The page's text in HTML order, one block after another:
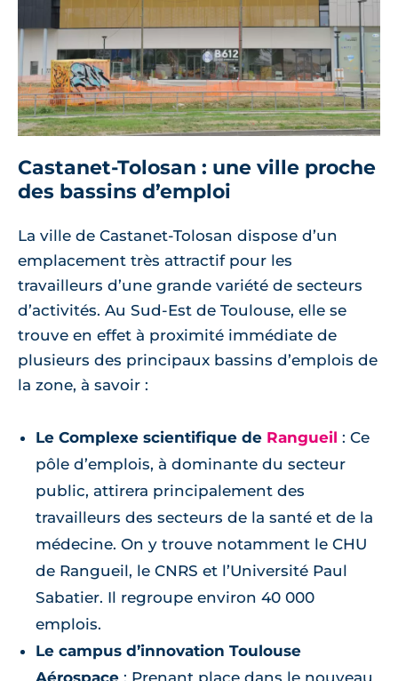
Castanet-Tolosan : une ville proche
des bassins d’emploi
La ville de Castanet-Tolosan dispose d’un
emplacement très attractif pour les
travailleurs d’une grande variété de secteurs
d’activités. Au Sud-Est de Toulouse, elle se
trouve en effet à proximité immédiate de
plusieurs des principaux bassins d’emplois de
la zone, à savoir :
Le Complexe scientifique de Rangueil : Ce
pôle d’emplois, à dominante du secteur
public, attirera principalement des
travailleurs des secteurs de la santé et de la
médecine. On y trouve notamment le CHU
de Rangueil, le CNRS et l’Université Paul
Sabatier. Il regroupe environ 40 000
emplois.
Le campus d’innovation Toulouse